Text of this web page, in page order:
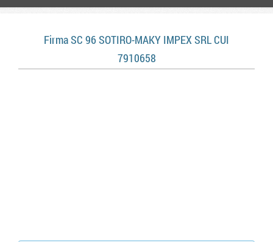
Firma SC 96 SOTIRO-MAKY IMPEX SRL CUI
7910658